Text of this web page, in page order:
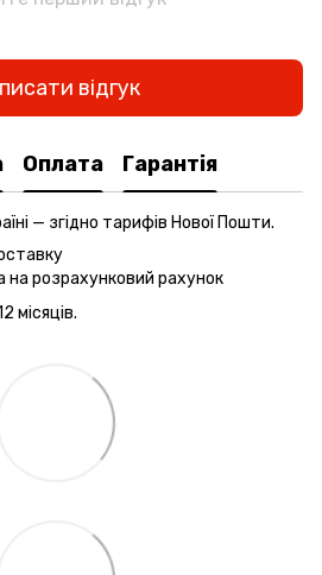
відгук
Оплата Гарантія
— згідно тарифів Нової Пошти.
на розрахунковий рахунок
місяців.